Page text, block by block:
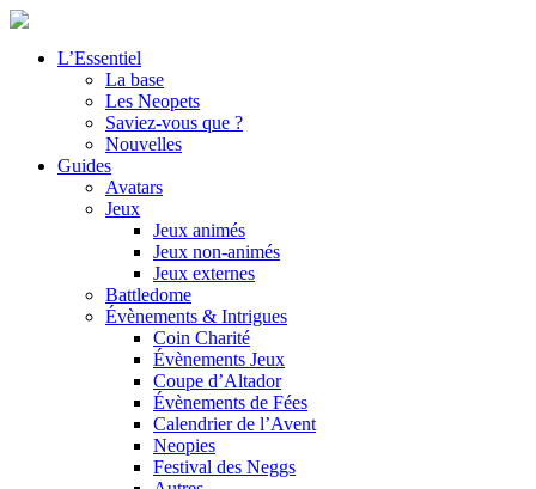
L’Essentiel
La base
Les Neopets
Saviez-vous que ?
Nouvelles
Guides
Avatars
Jeux
Jeux animés
Jeux non-animés
Jeux externes
Battledome
Évènements & Intrigues
Coin Charité
Évènements Jeux
Coupe d’Altador
Évènements de Fées
Calendrier de l’Avent
Neopies
Festival des Neggs